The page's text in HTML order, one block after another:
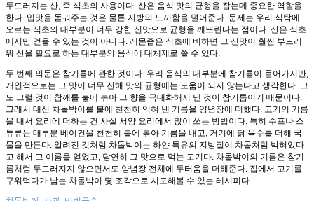
두드러지는 산, 즉 식초의 사용이다. 산은 음식 맛의 균형을 잡는데 중요한 역할을
한다. 입맛을 돋궈주는 것은 물론 지방의 느끼함을 덜어준다. 문제는 우리 식탁에
오르는 식초의 대부분이 너무 강한 신맛으로 균형을 깨뜨린다는 점이다. 산은 식초
에서만 얻을 수 있는 것이 아니다. 레몬즙은 식초에 비하면 그 신맛이 훨씬 부드러
워 산을 필요로 하는 대부분의 음식에 대체제로 쓸 수 있다.
두 번째 의문은 참기름에 관한 것이다. 우리 음식의 대부분에 참기름이 들어가지만,
개인적으로는 그 맛이 너무 진해 맛의 균형에는 도움이 되지 않는다고 생각한다. 그
도 그럴 것이 참깨를 불에 볶아 그 향을 극대화해서 낸 것이 참기름이기 때문이다.
그래서 대신 차돌박이를 불에 천천히 익혀 낸 기름을 양념장에 더했다. 고기의 기름
을 내서 요리에 더하는 건 사실 서양 요리에서 많이 쓰는 방법이다. 특히 수프나 스
튜류는 대부분 베이컨을 천천히 불에 볶아 기름을 내고, 거기에 닭 육수를 더해 국
물을 만든다. 알려진 것처럼 차돌박이는 하얀 특유의 지방질이 차돌처럼 박혀있다
고 해서 그 이름을 얻었고, 당연히 그 맛으로 먹는 고기다. 차돌박이의 기름은 참기
름처럼 두드러지지 않으면서도 양념장 전체에 두터움을 더해준다. 집에서 고기를
구워먹다가 남는 차돌박이 몇 조각으로 시도해볼 수 있는 레시피다.